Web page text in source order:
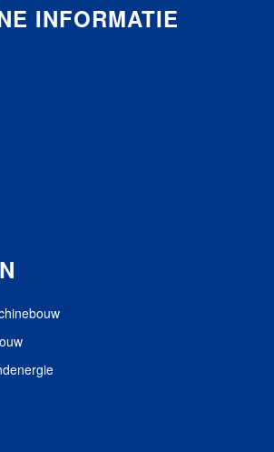
INFORMATIE